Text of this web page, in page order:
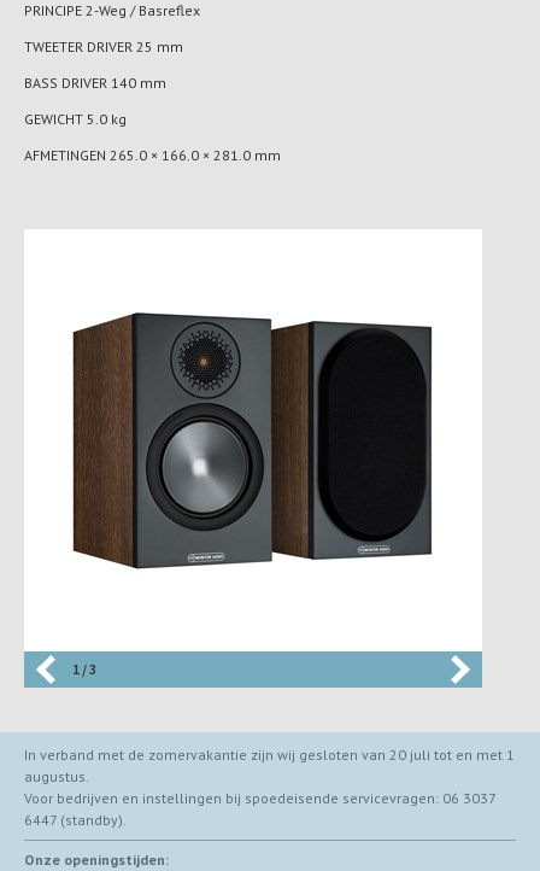
PRINCIPE 2-Weg / Basreflex
TWEETER DRIVER 25 mm
BASS DRIVER 140 mm
GEWICHT 5.0 kg
AFMETINGEN 265.0 × 166.0 × 281.0 mm
1 / 3
In verband met de zomervakantie zijn wij gesloten van 20 juli tot en met 1
augustus.
Voor bedrijven en instellingen bij spoedeisende servicevragen: 06 3037
6447 (standby).
Onze openingstijden: